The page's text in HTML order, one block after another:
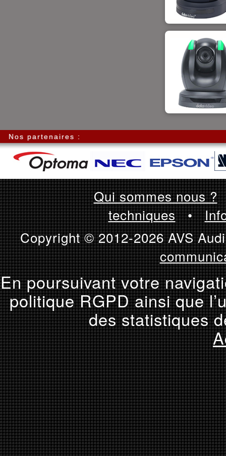
Nos partenaires :
Qui sommes nous ?
techniques•
Copyright © 2012-2026 AVS
En poursuivant votre
politique RGPD ainsi que
des statistiques